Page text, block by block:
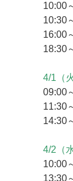
10:00
10:30
16:00
18:30
4/1（
09:00
11:30
14:30
4/2（
10:00
13:30